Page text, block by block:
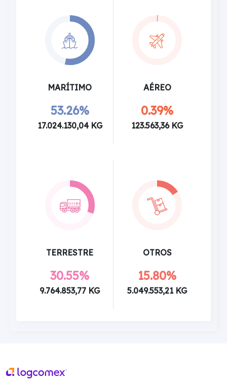
MARÍTIMO
53.26%
17.024.130,04 KG
AÉREO
0.39%
123.563,36 KG
TERRESTRE
30.55%
9.764.853,77 KG
OTROS
15.80%
5.049.553,21 KG